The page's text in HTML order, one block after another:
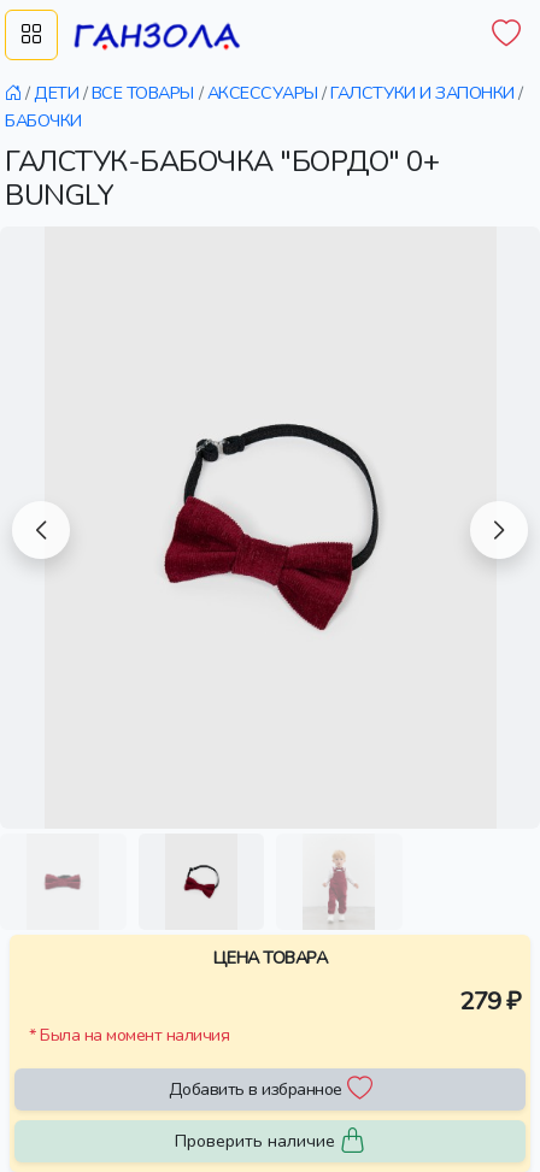
/ДЕТИ /ВСЕ ТОВАРЫ /АКСЕССУАРЫ /ГАЛСТУКИ И ЗАПОНКИ /
БАБОЧКИ
ГАЛСТУК-БАБОЧКА "БОРДО" 0+
BUNGLY
ЦЕНА ТОВАРА
279 ₽
* Была на момент наличия
Добавить в избранное
Проверить наличие